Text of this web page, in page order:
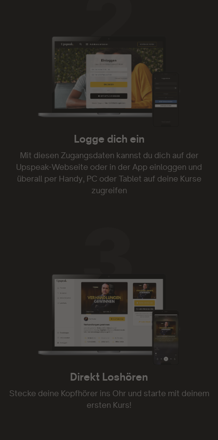
Audiodateien kann man auch mal nebenbei oder
beim Spaziergang mit dem Hund genießen. Und
die Mentoren sind einfach klasse! Weiter so!
- Kim Marcy
Danke!
Genau was ich gesucht und endlich gefunden
habe. Danke!
Logge dich ein
Mit diesen Zugangsdaten kannst du dich auf der
Upspeak-Webseite oder in der App einloggen und
überall per Handy, PC oder Tablet auf deine Kurse
zugreifen
Direkt Loshören
Stecke deine Kopfhörer ins Ohr und starte mit deinem
ersten Kurs!